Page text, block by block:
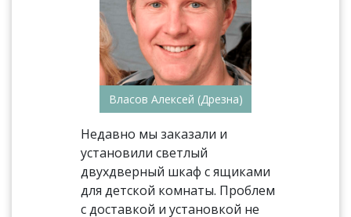
Власов Алексей (Дрезна)
Недавно мы заказали и
установили светлый
двухдверный шкаф с ящиками
для детской комнаты. Проблем
с доставкой и установкой не